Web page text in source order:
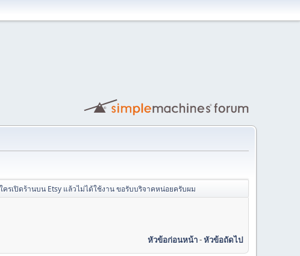
ใครเปิดร้านบน Etsy แล้วไม่ได้ใช้งาน ขอรับบริจาคหน่อยครับผม
หัวข้อก่อนหน้า-หัวข้อถัดไป